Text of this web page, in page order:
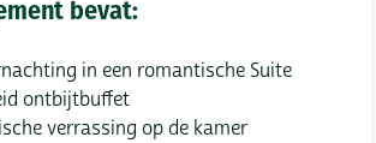
bevat:
in een romantische Suite
ontbijtbuffet
verrassing op de kamer